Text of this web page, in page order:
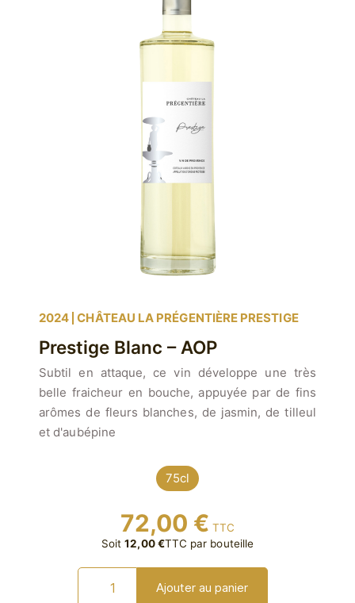
2024 CHÂTEAU LA PRÉGENTIÈRE PRESTIGE
Prestige Blanc – AOP
Subtil en attaque, ce vin développe une très
belle fraicheur en bouche, appuyée par de fins
arômes de fleurs blanches, de jasmin, de tilleul
et d'aubépine
75cl
72,00 € TTC
Soit12,00€TTC par bouteille
quantité
Ajouter au panier